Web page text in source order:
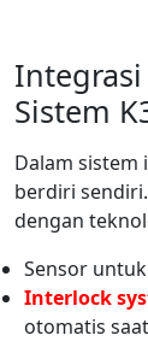
Sistem
Dalam
berdiri
dengan
Sensor
Interlock
otomatis